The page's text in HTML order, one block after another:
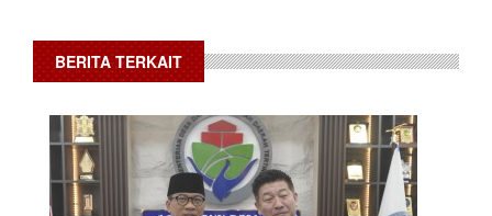
BERITA TERKAIT